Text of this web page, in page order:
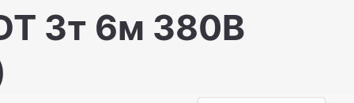
3т 6м 380В